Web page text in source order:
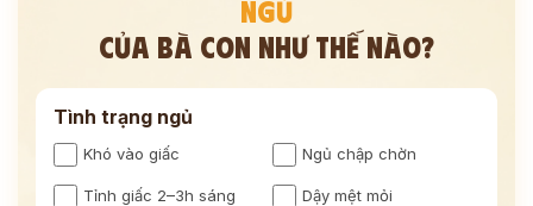
NGỦ
CỦA BÀ CON NHƯ THẾ NÀO?
Tình trạng ngủ
Khó vào giấc Ngủ chập chờn
Tỉnh giấc 2–3h sáng Dậy mệt mỏi